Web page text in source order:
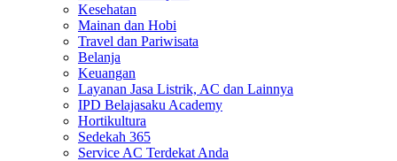
Kesehatan
Mainan dan Hobi
Travel dan Pariwisata
Belanja
Keuangan
Layanan Jasa Listrik, AC dan Lainnya
IPD Belajasaku Academy
Hortikultura
Sedekah 365
Service AC Terdekat Anda